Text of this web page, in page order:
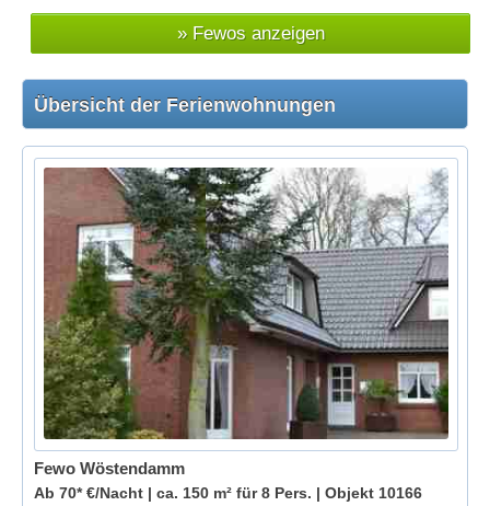
Übersicht der Ferienwohnungen
Fewo Wöstendamm
Ab 70* €/Nacht | ca. 150 m² für 8 Pers. | Objekt 10166